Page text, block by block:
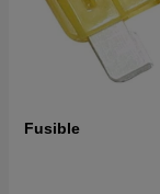
Fusible